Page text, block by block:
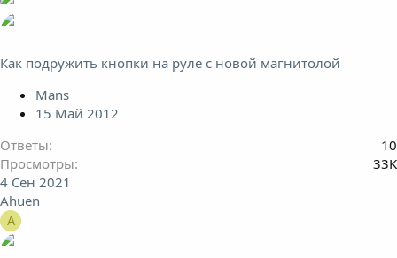
Как подружить кнопки на руле с новой магнитолой
Mans
15 Май 2012
Ответы
10
Просмотры
33K
4 Сен 2021
Ahuen
A